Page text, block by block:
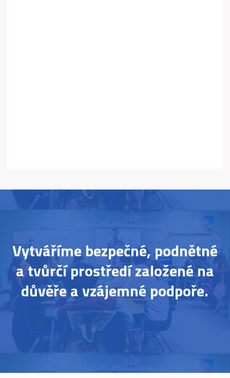
Vytváříme bezpečné, podnětné
a tvůrčí prostředí založené na
důvěře a vzájemné podpoře.